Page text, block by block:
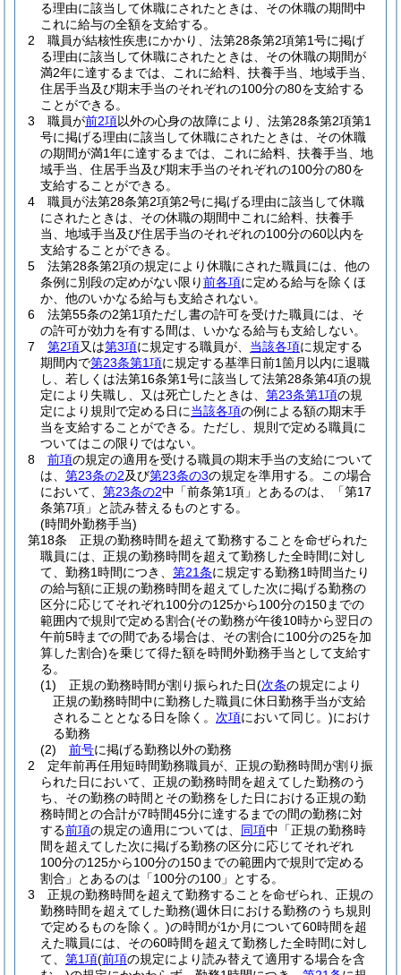
る理由に該当して休職にされたときは、その休職の期間中
これに給与の全額を支給する。
2
職員が結核性疾患にかかり、法第28条第2項第1号に掲げ
る理由に該当して休職にされたときは、その休職の期間が
満2年に達するまでは、これに給料、扶養手当、地域手当、
住居手当及び期末手当のそれぞれの100分の80を支給する
ことができる。
3
職員が前2項以外の心身の故障により、法第28条第2項第1
号に掲げる理由に該当して休職にされたときは、その休職
の期間が満1年に達するまでは、これに給料、扶養手当、地
域手当、住居手当及び期末手当のそれぞれの100分の80を
支給することができる。
4
職員が法第28条第2項第2号に掲げる理由に該当して休職
にされたときは、その休職の期間中これに給料、扶養手
当、地域手当及び住居手当のそれぞれの100分の60以内を
支給することができる。
5
法第28条第2項の規定により休職にされた職員には、他の
条例に別段の定めがない限り前各項に定める給与を除くほ
か、他のいかなる給与も支給されない。
6
法第55条の2第1項ただし書の許可を受けた職員には、そ
の許可が効力を有する間は、いかなる給与も支給しない。
7
第2項又は第3項に規定する職員が、 当該各項に規定する
期間内で第23条第1項に規定する基準日前1箇月以内に退職
し、若しくは法第16条第1号に該当して法第28条第4項の規
定により失職し、又は死亡したときは、 第23条第1項の規
定により規則で定める日に当該各項の例による額の期末手
当を支給することができる。 ただし、規則で定める職員に
ついてはこの限りではない。
8
前項の規定の適用を受ける職員の期末手当の支給について
は、 第23条の2及び第23条の3の規定を準用する。
この場合
において、 第23条の2中「前条第1項」とあるのは、「第17
条第7項」と読み替えるものとする。
(時間外勤務手当)
第18条
正規の勤務時間を超えて勤務することを命ぜられた
職員には、正規の勤務時間を超えて勤務した全時間に対し
て、勤務1時間につき、 第21条に規定する勤務1時間当たり
の給与額に正規の勤務時間を超えてした次に掲げる勤務の
区分に応じてそれぞれ100分の125から100分の150までの
範囲内で規則で定める割合(その勤務が午後10時から翌日の
午前5時までの間である場合は、その割合に100分の25を加
算した割合)を乗じて得た額を時間外勤務手当として支給す
る。
(1)
正規の勤務時間が割り振られた日(次条の規定により
正規の勤務時間中に勤務した職員に休日勤務手当が支給
されることとなる日を除く。 次項において同じ。)におけ
る勤務
(2)
前号に掲げる勤務以外の勤務
2
定年前再任用短時間勤務職員が、正規の勤務時間が割り振
られた日において、正規の勤務時間を超えてした勤務のう
ち、その勤務の時間とその勤務をした日における正規の勤
務時間との合計が7時間45分に達するまでの間の勤務に対
する前項の規定の適用については、 同項中「正規の勤務時
間を超えてした次に掲げる勤務の区分に応じてそれぞれ
100分の125から100分の150までの範囲内で規則で定める
割合」とあるのは「100分の100」とする。
3
正規の勤務時間を超えて勤務することを命ぜられ、正規の
勤務時間を超えてした勤務(週休日における勤務のうち規則
で定めるものを除く。)の時間が1か月について60時間を超
えた職員には、その60時間を超えて勤務した全時間に対し
て、 第1項(前項の規定により読み替えて適用する場合を含